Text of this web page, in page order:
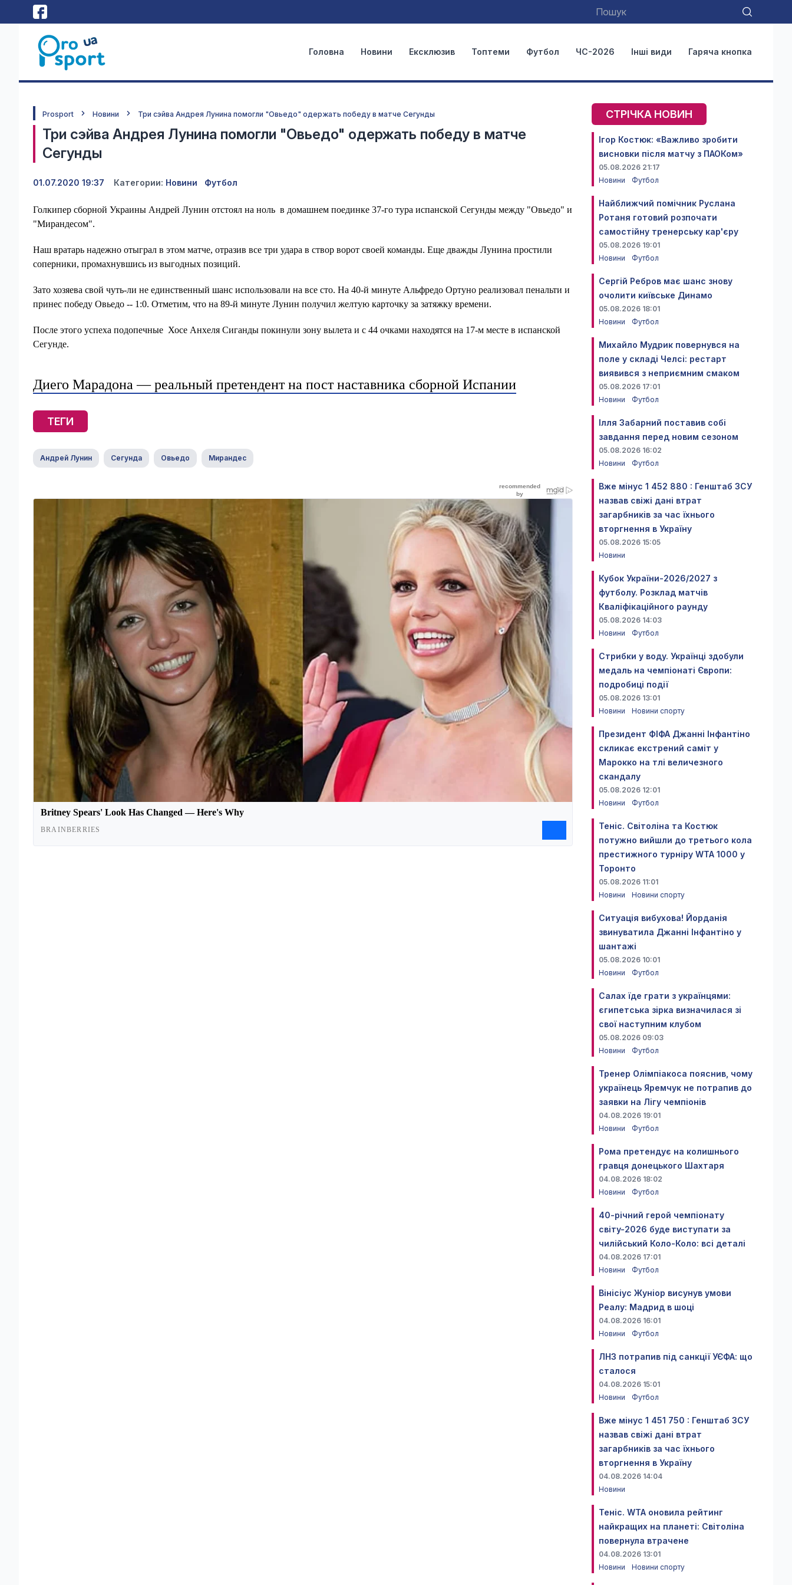
Головна Новини Ексклюзив Топтеми Футбол ЧС-2026 Інші види Гаряча кнопка
Prosport Новини Три сэйва Андрея Лунина помогли "Овьедо" одержать победу в матче Сегунды
Три сэйва Андрея Лунина помогли "Овьедо" одержать победу в матче
Сегунды
01.07.2020 19:37 Категории: Новини Футбол
Голкипер сборной Украины Андрей Лунин отстоял на ноль в домашнем поединке 37-го тура испанской Сегунды между "Овьедо" и
"Мирандесом".
Наш вратарь надежно отыграл в этом матче, отразив все три удара в створ ворот своей команды. Еще дважды Лунина простили
соперники, промахнувшись из выгодных позиций.
Зато хозяева свой чуть-ли не единственный шанс использовали на все сто. На 40-й минуте Альфредо Ортуно реализовал пенальти и
принес победу Овьедо -- 1:0. Отметим, что на 89-й минуте Лунин получил желтую карточку за затяжку времени.
После этого успеха подопечные Хосе Анхеля Сиганды покинули зону вылета и с 44 очками находятся на 17-м месте в испанской
Сегунде.
Диего Марадона — реальный претендент на пост наставника сборной Испании
ТЕГИ
Андрей Лунин Сегунда Овьедо Мирандес
СТРІЧКА НОВИН
Ігор Костюк: «Важливо зробити
висновки після матчу з ПАОКом»
05.08.2026 21:17
Новини
Футбол
Найближчий помічник Руслана
Ротаня готовий розпочати
самостійну тренерську кар'єру
05.08.2026 19:01
Новини
Футбол
Сергій Ребров має шанс знову
очолити київське Динамо
05.08.2026 18:01
Новини
Футбол
Михайло Мудрик повернувся на
поле у складі Челсі: рестарт
виявився з неприємним смаком
05.08.2026 17:01
Новини
Футбол
Ілля Забарний поставив собі
завдання перед новим сезоном
05.08.2026 16:02
Новини
Футбол
Вже мінус 1 452 880 : Генштаб ЗСУ
назвав свіжі дані втрат
загарбників за час їхнього
вторгнення в Україну
05.08.2026 15:05
Новини
Кубок України-2026/2027 з
футболу. Розклад матчів
Кваліфікаційного раунду
05.08.2026 14:03
Новини
Футбол
Стрибки у воду. Українці здобули
медаль на чемпіонаті Європи:
подробиці події
05.08.2026 13:01
Новини
Новини спорту
Президент ФІФА Джанні Інфантіно
скликає екстрений саміт у
Марокко на тлі величезного
скандалу
05.08.2026 12:01
Новини
Футбол
Теніс. Світоліна та Костюк
потужно вийшли до третього кола
престижного турніру WTA 1000 у
Торонто
05.08.2026 11:01
Новини
Новини спорту
Ситуація вибухова! Йорданія
звинуватила Джанні Інфантіно у
шантажі
05.08.2026 10:01
Новини
Футбол
Салах їде грати з українцями:
єгипетська зірка визначилася зі
свої наступним клубом
05.08.2026 09:03
Новини
Футбол
Тренер Олімпіакоса пояснив, чому
українець Яремчук не потрапив до
заявки на Лігу чемпіонів
04.08.2026 19:01
Новини
Футбол
Рома претендує на колишнього
гравця донецького Шахтаря
04.08.2026 18:02
Новини
Футбол
40-річний герой чемпіонату
світу-2026 буде виступати за
чилійський Коло-Коло: всі деталі
04.08.2026 17:01
Новини
Футбол
Вінісіус Жуніор висунув умови
Реалу: Мадрид в шоці
04.08.2026 16:01
Новини
Футбол
ЛНЗ потрапив під санкції УЄФА: що
сталося
04.08.2026 15:01
Новини
Футбол
Вже мінус 1 451 750 : Генштаб ЗСУ
назвав свіжі дані втрат
загарбників за час їхнього
вторгнення в Україну
04.08.2026 14:04
Новини
Теніс. WTA оновила рейтинг
найкращих на планеті: Світоліна
повернула втрачене
04.08.2026 13:01
Новини
Новини спорту